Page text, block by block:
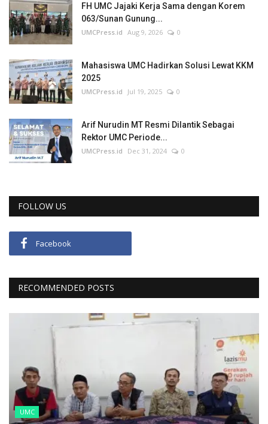
FH UMC Jajaki Kerja Sama dengan Korem
063/Sunan Gunung...
UMCPress.id Aug 9, 2026 0
Mahasiswa UMC Hadirkan Solusi Lewat KKM
2025
UMCPress.id Jul 19, 2025 0
Arif Nurudin MT Resmi Dilantik Sebagai
Rektor UMC Periode...
UMCPress.id Dec 31, 2024 0
FOLLOW US
Facebook
RECOMMENDED POSTS
UMC